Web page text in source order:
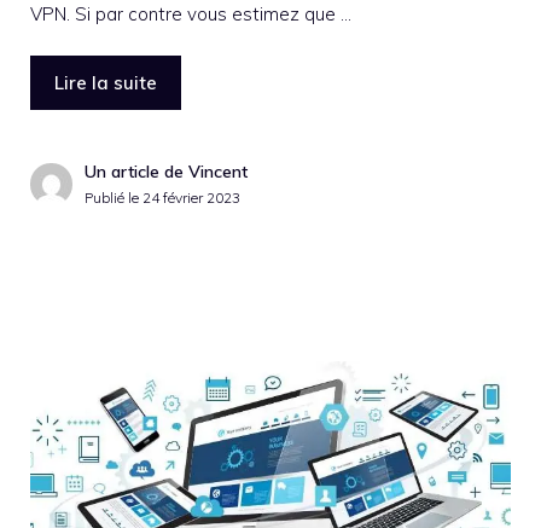
VPN. Si par contre vous estimez que …
Lire la suite
Un article de Vincent
Publié le 24 février 2023